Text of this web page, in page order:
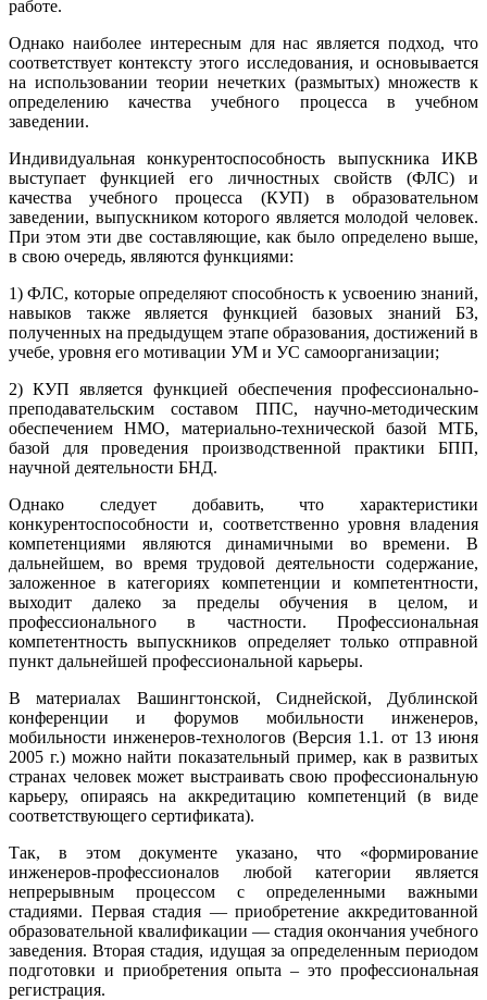
работе.
Однако наиболее интересным для нас является подход, что
соответствует контексту этого исследования, и основывается
на использовании теории нечетких (размытых) множеств к
определению качества учебного процесса в учебном
заведении.
Индивидуальная конкурентоспособность выпускника ИКВ
выступает функцией его личностных свойств (ФЛС) и
качества учебного процесса (КУП) в образовательном
заведении, выпускником которого является молодой человек.
При этом эти две составляющие, как было определено выше,
в свою очередь, являются функциями:
1) ФЛС, которые определяют способность к усвоению знаний,
навыков также является функцией базовых знаний БЗ,
полученных на предыдущем этапе образования, достижений в
учебе, уровня его мотивации УМ и УС самоорганизации;
2) КУП является функцией обеспечения профессионально-
преподавательским составом ППС, научно-методическим
обеспечением НМО, материально-технической базой МТБ,
базой для проведения производственной практики БПП,
научной деятельности БНД.
Однако следует добавить, что характеристики
конкурентоспособности и, соответственно уровня владения
компетенциями являются динамичными во времени. В
дальнейшем, во время трудовой деятельности содержание,
заложенное в категориях компетенции и компетентности,
выходит далеко за пределы обучения в целом, и
профессионального в частности. Профессиональная
компетентность выпускников определяет только отправной
пункт дальнейшей профессиональной карьеры.
В материалах Вашингтонской, Сиднейской, Дублинской
конференции и форумов мобильности инженеров,
мобильности инженеров-технологов (Версия 1.1. от 13 июня
2005 г.) можно найти показательный пример, как в развитых
странах человек может выстраивать свою профессиональную
карьеру, опираясь на аккредитацию компетенций (в виде
соответствующего сертификата).
Так, в этом документе указано, что «формирование
инженеров-профессионалов любой категории является
непрерывным процессом с определенными важными
стадиями. Первая стадия — приобретение аккредитованной
образовательной квалификации — стадия окончания учебного
заведения. Вторая стадия, идущая за определенным периодом
подготовки и приобретения опыта – это профессиональная
регистрация.